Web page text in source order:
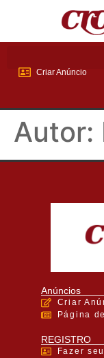
Criar Anúncio
Autor:
Anúncios
Criar
Página
REGISTRO
Fazer